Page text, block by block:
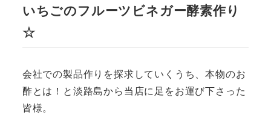
いちごのフルーツビネガー酵素作り
☆
会社での製品作りを探求していくうち、本物のお
酢とは！と淡路島から当店に足をお運び下さった
皆様。